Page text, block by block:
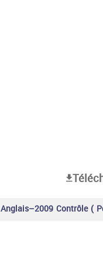
Anglais–2009 Contrôle (